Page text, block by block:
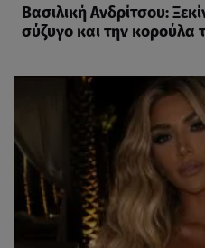
Βασιλική Ανδρίτσου:
σύζυγο και την κορούλα